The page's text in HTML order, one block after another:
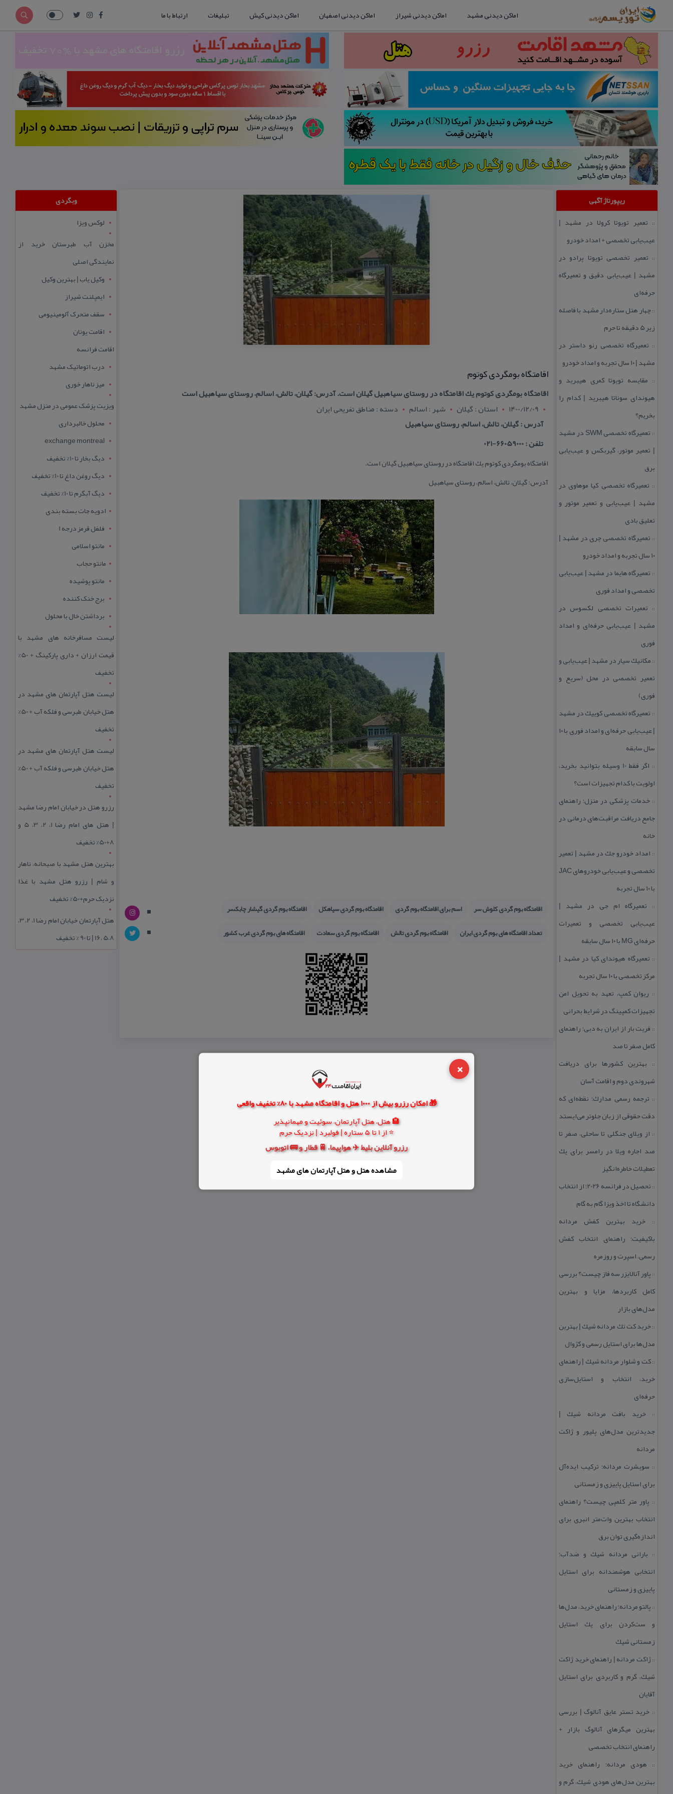
×
🎁 امکان رزرو بیش از 1000 هتل و اقامتگاه مشهد با 80% تخفیف واقعی
🏨 هتل، هتل آپارتمان، سوئیت و مهمانپذیر
⭐ از 1 تا 5 ستاره | فولبرد | نزدیک حرم
رزرو آنلاین بلیط ✈️ هواپیما، 🚆 قطار و 🚌 اتوبوس
مشاهده هتل و هتل‌ آپارتمان های مشهد
اماکن دیدنی مشهد اماکن دیدنی شیراز اماکن دیدنی اصفهان اماکن دیدنی کیش تبلیغات ارتباط با ما
ریپورتاژ آگهی
:: تعمیر تویوتا كرولا در مشهد |
عیب‌یابی تخصصی + امداد خودرو
:: تعمیر تخصصی تویوتا پرادو در
مشهد | عیب‌یابی دقیق و تعمیرگاه
حرفه‌ای
::چهار هتل‌ ستاره‌دار مشهد با فاصله
زیر 5 دقیقه تا حرم
:: تعمیرگاه تخصصی رنو داستر در
مشهد | ۱۰ سال تجربه و امداد خودرو
:: مقایسه تویوتا كمری هیبرید و
هیوندای سوناتا هیبرید | كدام را
بخریم؟
::
تعمیرگاه تخصصی SWM در مشهد
| تعمیر موتور، گیربكس و عیب‌یابی
برق
:: تعمیرگاه تخصصی كیا موهاوی در
مشهد | عیب‌یابی و تعمیر موتور و
تعلیق بادی
:: تعمیرگاه تخصصی چری در مشهد |
۱۰ سال تجربه و امداد خودرو
:: تعمیرگاه هایما در مشهد | عیب‌یابی
تخصصی و امداد فوری
:: تعمیرات تخصصی لكسوس در
مشهد | عیب‌یابی حرفه‌ای و امداد
فوری
:: مكانیك سیار در مشهد | عیب‌یابی و
تعمیر تخصصی در محل (سریع و
فوری)
:: تعمیرگاه تخصصی كوییك در مشهد
| عیب‌یابی حرفه‌ای و امداد فوری با ۱۰
سال سابقه
::
اگر فقط 10 وسیله بتوانید بخرید،
اولویت با كدام تجهیزات است؟
:: خدمات پزشكی در منزل؛ راهنمای
جامع دریافت مراقبت‌های درمانی در
خانه
:: امداد خودرو جك در مشهد | تعمیر
تخصصی و عیب‌یابی خودروهای JAC
با ۱۰ سال تجربه
:: تعمیرگاه ام جی در مشهد |
عیب‌یابی تخصصی و تعمیرات
حرفه‌ای MG با ۱۰ سال سابقه
:: تعمیرگاه هیوندای كیا در مشهد |
مركز تخصصی با ۱۰ سال تجربه
:: ریوان كمپ، تعهد به تحویل امن
تجهیزات كمپینگ در شرایط بحرانی
:: فریت بار از ایران به دبی؛ راهنمای
كامل صفر تا صد
:: بهترین كشورها برای دریافت
شهروندی دوم و اقامت آسان
:: ترجمه رسمی مدارك؛ نقطه‌ای كه
دقت حقوقی از زبان جلوتر می‌ایستد
:: از ویلای جنگلی تا ساحلی، صفر تا
صد اجاره ویلا در رامسر برای یك
تعطیلات خاطره‌انگیز
::
تحصیل در فرانسه 2026؛ از انتخاب
دانشگاه تا اخذ ویزا گام به گام
::خرید بهترین كفش مردانه
باكیفیت؛ راهنمای انتخاب كفش
رسمی، اسپرت و روزمره
:: پاور آنالایزر سه فاز چیست؟ بررسی
كامل كاربردها، مزایا و بهترین
مدل‌های بازار
::خرید كت تك مردانه شیك | بهترین
مدل‌ها برای استایل رسمی و كژوال
::كت و شلوار مردانه شیك | راهنمای
خرید، انتخاب و استایل‌سازی
حرفه‌ای
::خرید بافت مردانه شیك |
جدیدترین مدل‌های پلیور و ژاكت
مردانه
:: سویشرت مردانه؛ تركیب ایده‌آل
برای استایل پاییزی و زمستانی
:: پاور متر كلمپی چیست؟ راهنمای
انتخاب بهترین وات‌متر انبری برای
اندازه‌گیری توان برق
:: بارانی مردانه شیك و ضدآب؛
انتخابی هوشمندانه برای استایل
پاییزی و زمستانی
:: پالتو مردانه؛ راهنمای خرید، مدل‌ها
و ست‌كردن برای یك استایل
زمستانی شیك
::ژاكت مردانه | راهنمای خرید ژاكت
شیك، گرم و كاربردی برای استایل
آقایان
:: خرید تستر عایق آنالوگ | بررسی
بهترین میگرهای آنالوگ بازار +
راهنمای انتخاب تخصصی
:: هودی مردانه؛ راهنمای خرید
بهترین مدل‌های هودی شیك، گرم و
اقامتگاه بومگردی كوتوم
اقامتگاه بومگردی كوتوم یك اقامتگاه در روستای سیاهبیل گیلان است. آدرس: گیلان، تالش، اسالم، روستای سیاهبیل است
1400/12/09
استان : گيلان شهر : اسالم
دسته : مناطق تفریحی ایران
آدرس : گیلان، تالش، اسالم، روستای سیاهبیل
تلفن : 66059000-021
اقامتگاه بومگردی كوتوم یك اقامتگاه در روستای سیاهبیل گیلان است.
آدرس: گیلان، تالش، اسالم، روستای سیاهبیل
اقامتگاه بوم گردی كلوش سر اسم برای اقامتگاه بوم گردی اقامتگاه بوم گردی سیاهكل
اقامتگاه بوم گردی گیشار چابكسر
تعداد اقامتگاه های بوم گردی ایران
اقامتگاه بوم گردی تالش اقامتگاه بوم گردی سعادت اقامتگاه های بوم گردی غرب كشور
وبگردی
لوکس ویزا
مخزن آب طبرستان خرید از
نمایندگی اصلی
وکیل یاب | بهترین وکیل
ایمپلنت شیراز
سقف متحرک آلومینیومی
اقامت یونان
اقامت فرانسه
درب اتوماتیک مشهد
میز ناهار خوری
ویزیت پزشک عمومی در منزل مشهد
محلول خالبرداری
exchange montreal
دیگ بخار تا 10% تخفیف
دیگ روغن داغ تا 10% تخفیف
دیگ آبگرم تا 10% تخفیف
ادویه جات بسته بندی
فلفل قرمز درجه 1
مانتو اسلامی
مانتو حجاب
مانتو پوشیده
برج خنک کننده
برداشتن خال با محلول
لیست مسافرخانه های مشهد با
قیمت ارزان + داری پارکینگ + 50%
تخفیف
لیست هتل آپارتمان های مشهد در
هتل خیابان طبرسی و فلکه آب + 50%
تخفیف
لیست هتل آپارتمان های مشهد در
هتل خیابان طبرسی و فلکه آب + 50%
تخفیف
رزرو هتل در خیابان امام رضا مشهد
| هتل‌ های امام رضا 1، 2، 3، 5 و
8+50% تخفیف
بهترین هتل مشهد با صبحانه، ناهار
و شام | رزرو هتل مشهد با غذا
نزدیک حرم+50% تخفیف
هتل آپارتمان خیابان امام رضا 1، 2، 3،
5،8 ،16 | تا 90 % تخفیف